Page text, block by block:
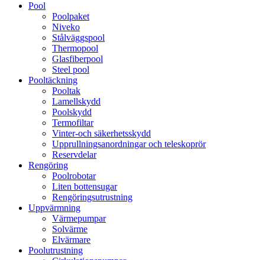
Pool
Poolpaket
Niveko
Stålväggspool
Thermopool
Glasfiberpool
Steel pool
Pooltäckning
Pooltak
Lamellskydd
Poolskydd
Termofiltar
Vinter-och säkerhetsskydd
Upprullningsanordningar och teleskoprör
Reservdelar
Rengöring
Poolrobotar
Liten bottensugar
Rengöringsutrustning
Uppvärmning
Värmepumpar
Solvärme
Elvärmare
Poolutrustning